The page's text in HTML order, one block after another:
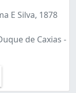
E Silva, 1878
de Caxias -